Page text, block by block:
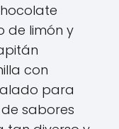
de limón y
con
para
sabores